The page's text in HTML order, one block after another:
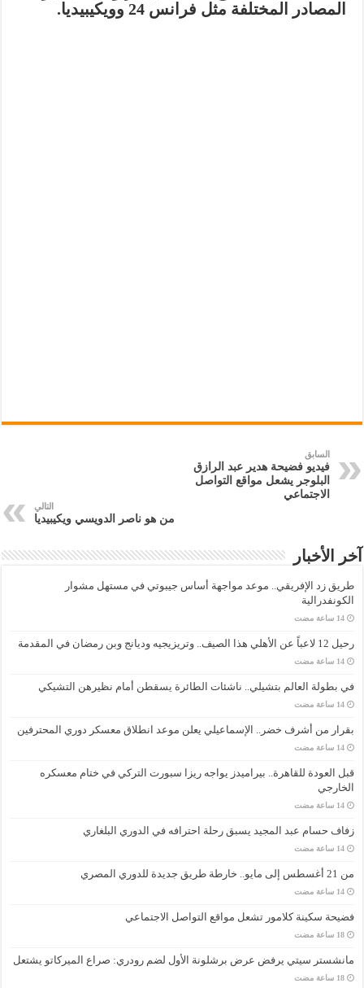
المصادر المختلفة مثل فرانس 24 وويكيبيديا.
السابق
فيديو فضيحة هدير عبد الرازق
البلوجر يشعل مواقع التواصل
الاجتماعي
التالي
من هو ناصر الدويسي ويكيبيديا
آخر الأخبار
طريق زد الإفريقي.. موعد مواجهة أساس جيبوتي في مستهل مشوار
الكونفدرالية
‏14 ساعة مضت
رحيل 12 لاعباً عن الأهلي هذا الصيف.. وتريزيجيه وديانج وبن رمضان في المقدمة
‏14 ساعة مضت
في بطولة العالم بتشيلي.. ناشئات الطائرة يسقطن أمام نظيرهن التشيكي
‏14 ساعة مضت
بقرار من أشرف خضر.. الإسماعيلي يعلن موعد انطلاق معسكر دوري المحترفين
‏14 ساعة مضت
قبل العودة للقاهرة.. بيراميدز يواجه ريزا سبورت التركي في ختام معسكره
الخارجي
‏14 ساعة مضت
زفاف حسام عبد المجيد يسبق رحلة احترافه في الدوري البلغاري
‏14 ساعة مضت
من 21 أغسطس إلى مايو.. خارطة طريق جديدة للدوري المصري
‏14 ساعة مضت
فضيحة سكينة كلامور تشعل مواقع التواصل الاجتماعي
‏18 ساعة مضت
مانشستر سيتي يرفض عرض برشلونة الأول لضم رودري: صراع الميركاتو يشتعل
‏18 ساعة مضت